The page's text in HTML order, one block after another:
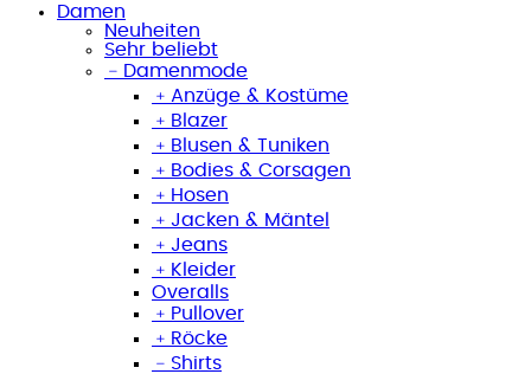
Damen
Neuheiten
Sehr beliebt
﹣ Damenmode
﹢ Anzüge & Kostüme
﹢ Blazer
﹢ Blusen & Tuniken
﹢ Bodies & Corsagen
﹢ Hosen
﹢ Jacken & Mäntel
﹢ Jeans
﹢ Kleider
Overalls
﹢ Pullover
﹢ Röcke
﹣ Shirts